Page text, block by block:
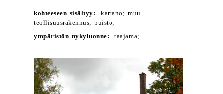
kohteeseen sisältyy: kartano; muu
teollisuusrakennus; puisto;
ympäristön nykyluonne: taajama;